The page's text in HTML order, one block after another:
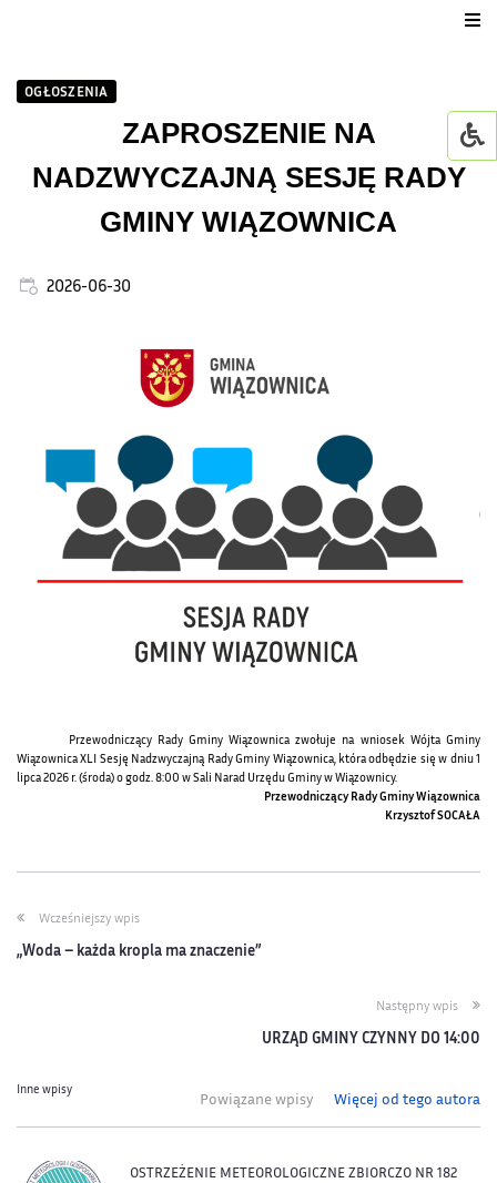
Dla mieszkańca
Jednostki organizacyjne
GMINNY ŻŁOBEK W
OGŁOSZENIA
ZAPROSZENIE NA
NADZWYCZAJNĄ SESJĘ RADY
GMINY WIĄZOWNICA
2026-06-30
Przewodniczący Rady Gminy Wiązownica zwołuje na wniosek Wójta Gminy
Wiązownica XLI Sesję Nadzwyczajną Rady Gminy Wiązownica, która odbędzie się w dniu 1
lipca 2026 r. (środa) o godz. 8:00 w Sali Narad Urzędu Gminy w Wiązownicy.
Przewodniczący Rady Gminy Wiązownica
Krzysztof SOCAŁA
Wcześniejszy wpis
„Woda – każda kropla ma znaczenie”
Następny wpis
URZĄD GMINY CZYNNY DO 14:00
Inne wpisy
Powiązane wpisy Więcej od tego autora
OSTRZEŻENIE METEOROLOGICZNE ZBIORCZO NR 182